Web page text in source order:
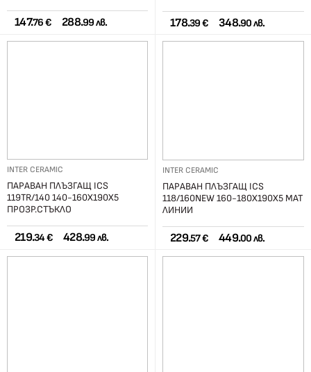
147.76 € 288.99 лв. 178.39 € 348.90 лв.
INTER CERAMIC
ПАРАВАН ПЛЪЗГАЩ ICS
119TR/140 140-160Х190Х5
ПРОЗР.СТЪКЛО
219.34 € 428.99 лв.
INTER CERAMIC
ПАРАВАН ПЛЪЗГАЩ ICS
118/160NEW 160-180Х190Х5 МАТ
ЛИНИИ
229.57 € 449.00 лв.